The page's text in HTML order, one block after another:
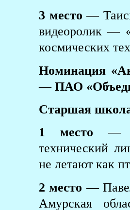
3 место —
видеоролик —
космических
Номинация
— ПАО
Старшая
1 место —
технический
не летают как
2 место —
Амурская